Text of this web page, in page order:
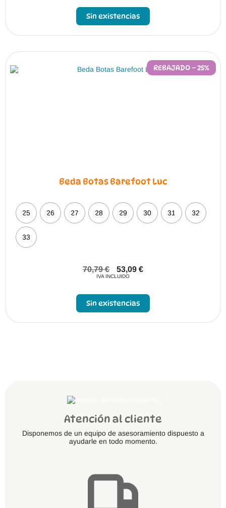
Sin existencias
REBAJADO – 25%
Beda Botas Barefoot Luc
25 26 27 28 29 30 31 32
33
70,79€ 53,09 €
IVA INCLUIDO
Sin existencias
Atención al cliente
Disponemos de un equipo de asesoramiento dispuesto a
ayudarle en todo momento.